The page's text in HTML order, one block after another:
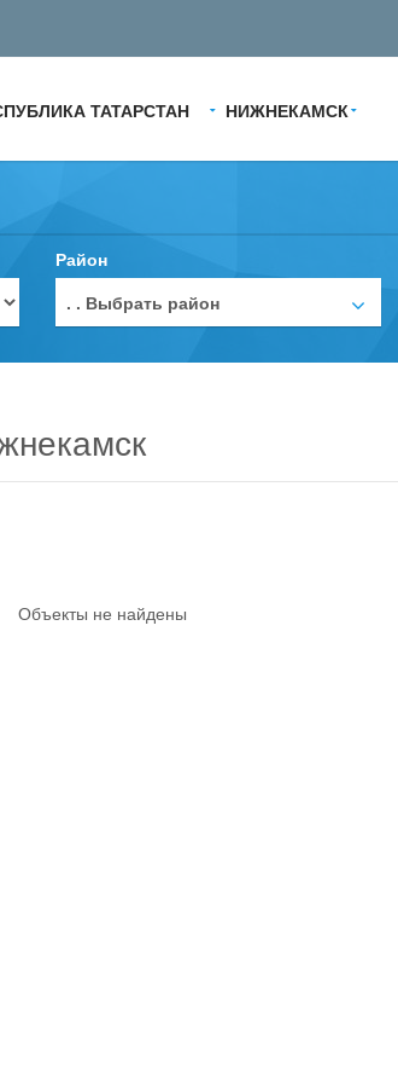
ТАТАРСТАН НИЖНЕКАМСК
Район
. . Выбрать район
Объекты не найдены